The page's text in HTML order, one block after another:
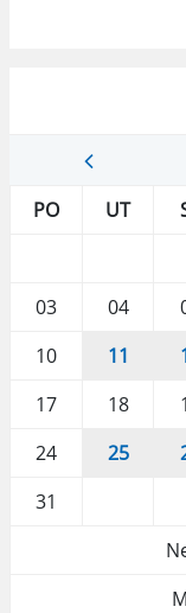
PO
UT
03
04
10
11
17
18
24
25
31